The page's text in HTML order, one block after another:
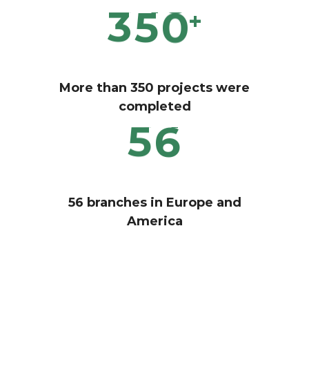
350+
More than 350 projects were
completed
56
56 branches in Europe and
America